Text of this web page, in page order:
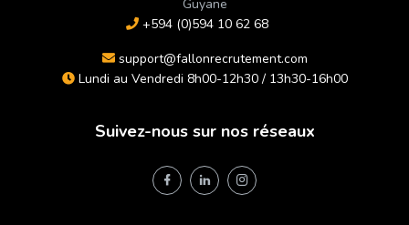
Guyane
+594 (0)594 10 62 68
support@fallonrecrutement.com
Lundi au Vendredi 8h00-12h30 / 13h30-16h00
Suivez-nous sur nos réseaux